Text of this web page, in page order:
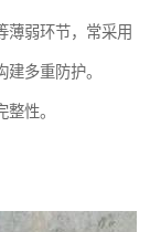
薄弱环节，常采用
多重防护。
性。